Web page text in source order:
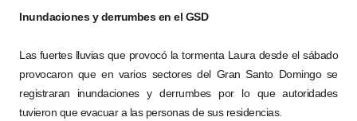
Inundaciones y derrumbes en el GSD
Las fuertes lluvias que provocó la tormenta Laura desde el sábado
provocaron que en varios sectores del Gran Santo Domingo se
registraran inundaciones y derrumbes por lo que autoridades
tuvieron que evacuar a las personas de sus residencias.